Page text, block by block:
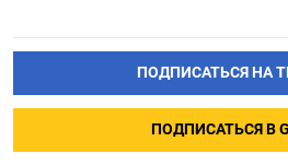
ПОДПИСАТЬСЯ НА
ПОДПИСАТЬСЯ В